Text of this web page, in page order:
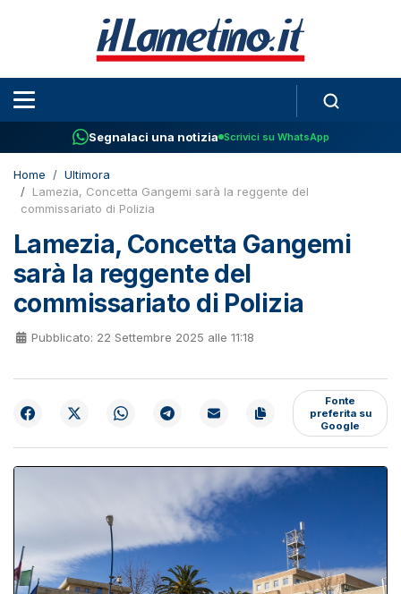
Segnalaci una notizia Scrivici su WhatsApp
Home
Ultimora
Lamezia, Concetta Gangemi sarà la reggente del
commissariato di Polizia
Lamezia, Concetta Gangemi
sarà la reggente del
commissariato di Polizia
Pubblicato: 22 Settembre 2025 alle 11:18
Fonte
preferita su
Google